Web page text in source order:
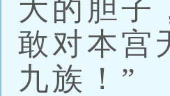
大的胆子
敢对本宫
九族！”